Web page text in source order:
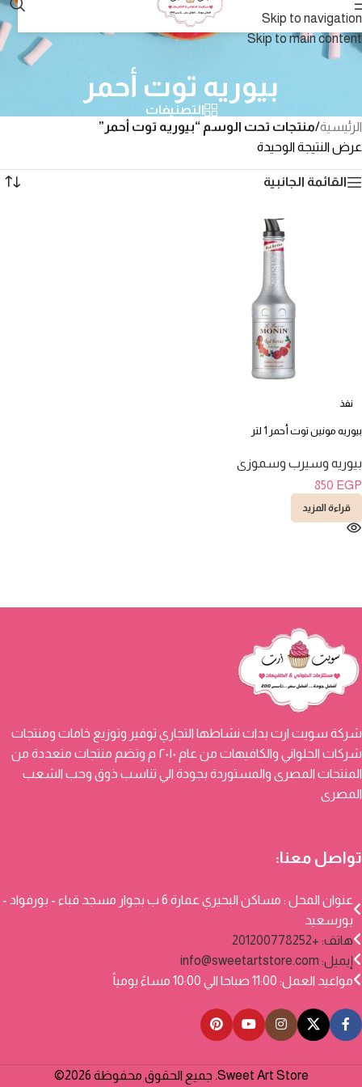
Skip to navigation
Skip to main content
بيوريه توت أحمر
التصنيفات
الرئيسية/منتجات تحت الوسم “بيوريه توت أحمر”
عرض النتيجة الوحيدة
القائمة الجانبية
نفذ
بيوريه مونين توت أحمر 1 لتر
بيوريه وسيرب وسموزى
850 EGP
قراءة المزيد
شركة سويت ارت بدات نشاطها التجاري توفير وتوزيع خامات ومنتجات
شركات الحلواني والكافيهات من عام ٢٠١٠ م وتضم منتجات متعددة من
المنتجات المصرى والمستوردة بجودة الي تناسب ذوق وحب الشعب
المصرى
تواصل معنا:
عنوان المحل : مساكن البحيري عمارة 6 ب بجوار مسجد قباء - بورفواد -
بورسعيد
هاتف: +201200778252
إيميل: info@sweetartstore.com
مواعيد العمل: 11:00 صباحا الي 10:00 مساءً يومياً
Sweet Art Store. جميع الحقوق محفوظة 2026©